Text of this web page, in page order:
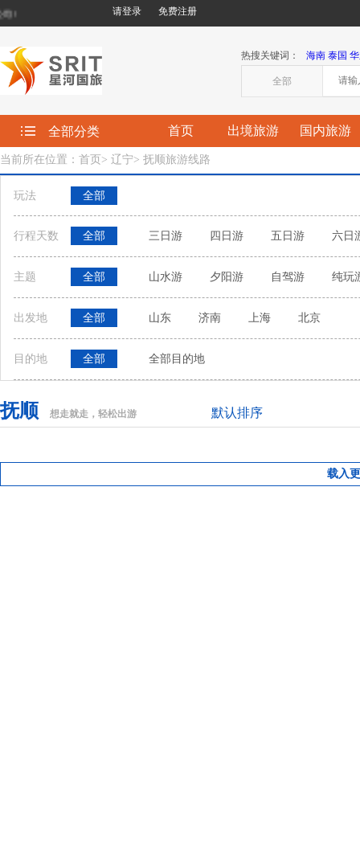
请登录 免费注册
热搜关键词： 海南 泰国
全部
全部分类 首页 出境旅游 国内旅游
当前所在位置：首页 > 辽宁> 抚顺旅游线路
玩法 全部
行程天数 全部 三日游 四日游 五日游 六日
主题 全部 山水游 夕阳游 自驾游 纯玩
出发地 全部 山东 济南 上海 北京
目的地 全部 全部目的地
抚顺 想走就走，轻松出游 默认排序
载入